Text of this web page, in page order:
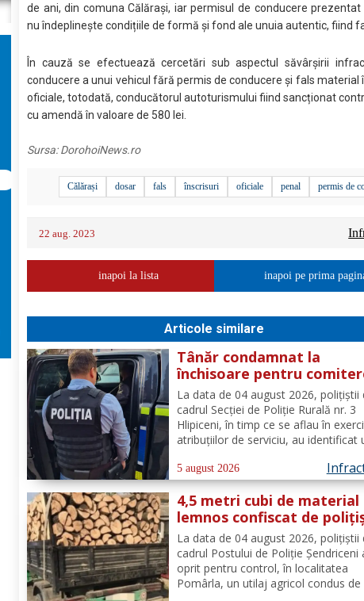
de ani, din comuna Călărași, iar permisul de conducere prezentat
nu îndeplinește condițiile de formă și fond ale unuia autentic, fiind
În cauză se efectuează cercetări sub aspectul săvârșirii
conducere a unui vehicul fără permis de conducere și fals material
oficiale, totodată, conducătorul autoturismului fiind sancționat
cu amendă în valoare de 580 lei.
Sursa:DorohoiNews.ro
Călărași dosar fals înscrisuri oficiale penal permis de
22 aug. 2023
inapoi la lista inapoi pe prima
Articole similare
Tânăr condamnat la
închisoare pentru
infracțiunii de tulburarea
ordinii și liniștii publice
La data de 04 august 2026, polițiștii
cadrul Secției de Poliție Rurală nr. 3
Hlipiceni, în timp ce se aflau în
atribuțiilor de serviciu, au identificat
urma verificărilor efectuate de către
polițiști, s-a constatat faptul că pe
numele...
5 august 2026
4,5 metri cubi de material
lemnos confiscat de
la Pomârla
La data de 04 august 2026, polițiștii
cadrul Postului de Poliție Șendriceni
oprit pentru control, în localitatea
Pomârla, un utilaj agricol condus de